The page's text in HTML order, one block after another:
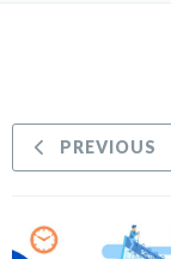
PREVIOUS